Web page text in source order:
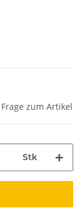
Frage zum Artikel
Stk